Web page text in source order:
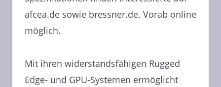
afcea.de sowie bressner.de. Vorab online
möglich.
Mit ihren widerstandsfähigen Rugged
Edge- und GPU-Systemen ermöglicht